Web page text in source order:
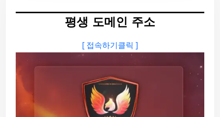
평생 도메인 주소
[ 접속하기클릭 ]